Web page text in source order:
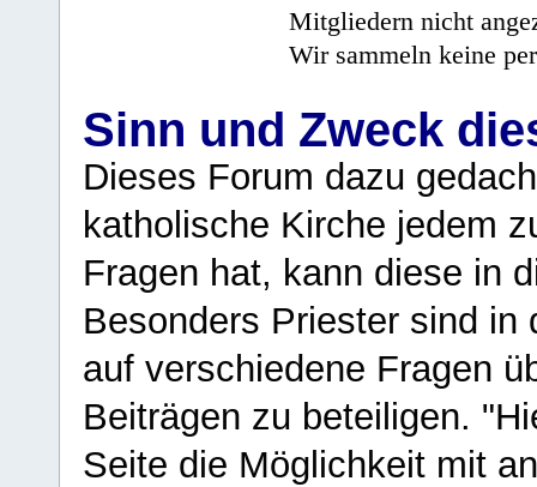
Mitgliedern nicht
Wir sammeln keine
Sinn und Zweck
Dieses Forum dazu
katholische Kirche jedem
Fragen hat, kann diese in
Besonders Priester sind in
auf verschiedene Fragen
Beiträgen zu beteiligen.
Seite die Möglichkeit mit